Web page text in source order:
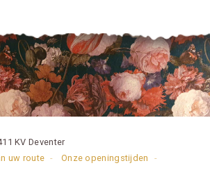
KV Deventer
uw route
Onze openingstijden